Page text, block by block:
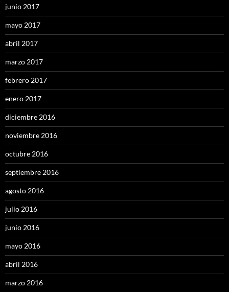
junio 2017
mayo 2017
abril 2017
marzo 2017
febrero 2017
enero 2017
diciembre 2016
noviembre 2016
octubre 2016
septiembre 2016
agosto 2016
julio 2016
junio 2016
mayo 2016
abril 2016
marzo 2016